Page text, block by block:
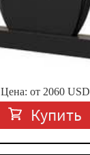
Цена: от 2060USD
Купить